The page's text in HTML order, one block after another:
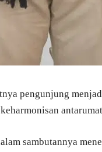
pengunjung
sambutannya